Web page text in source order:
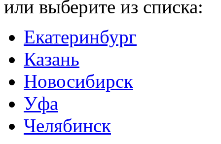
или выберите из списка:
Екатеринбург
Казань
Новосибирск
Уфа
Челябинск